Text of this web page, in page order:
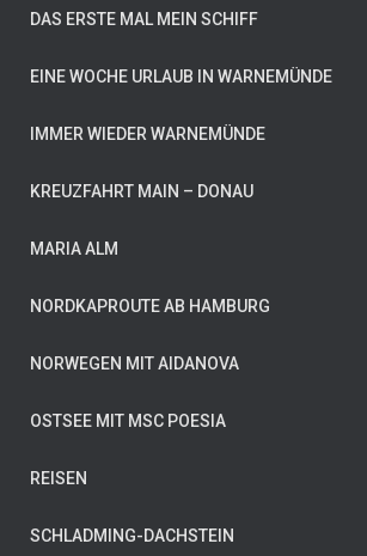
DAS ERSTE MAL MEIN SCHIFF
EINE WOCHE URLAUB IN WARNEMÜNDE
IMMER WIEDER WARNEMÜNDE
KREUZFAHRT MAIN – DONAU
MARIA ALM
NORDKAPROUTE AB HAMBURG
NORWEGEN MIT AIDANOVA
OSTSEE MIT MSC POESIA
REISEN
SCHLADMING-DACHSTEIN